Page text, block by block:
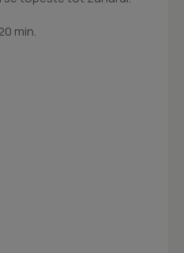
min.